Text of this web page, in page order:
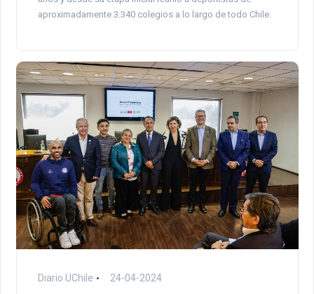
aproximadamente 3.340 colegios a lo largo de todo Chile.
Diario UChile 24-04-2024